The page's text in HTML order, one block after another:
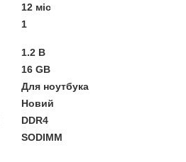
12 міс
1
1.2 В
16 GB
Для ноутбука
Новий
DDR4
SODIMM